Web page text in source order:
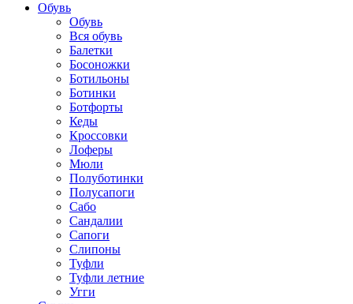
Обувь
Обувь
Вся обувь
Балетки
Босоножки
Ботильоны
Ботинки
Ботфорты
Кеды
Кроссовки
Лоферы
Мюли
Полуботинки
Полусапоги
Сабо
Сандалии
Сапоги
Слипоны
Туфли
Туфли летние
Угги